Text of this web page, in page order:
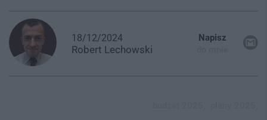
18/12/2024
Robert Lechowski
Napisz